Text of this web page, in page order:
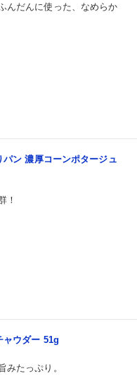
んだんに使った、なめらか
ン 濃厚コーンポタージュ
！
ャウダー 51g
みたっぷり。